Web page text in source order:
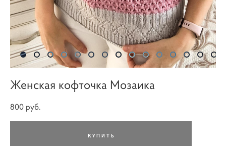
Женская кофточка Мозаика
800 pуб.
КУПИТЬ